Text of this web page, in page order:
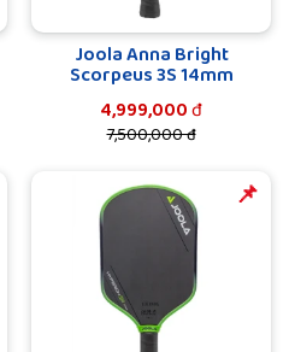
hiệu hàng đầu về sản xuất
sản phẩm của Joola luôn ở
với nhiều mẫu mã và kiểu
có thể lựa chọn.
nghiệm thú vị và hỗ trợ một
Joola đã không ngừng
những công nghệ, chất liệu
Joola Anna Bright
Scorpeus 3S 14mm
4,999,000đ
7,500,000 đ
️️📌